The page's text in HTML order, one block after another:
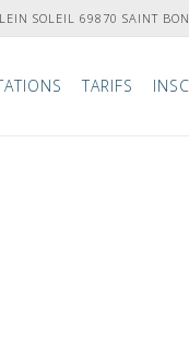
SOLEIL 69870 SAINT
TARIFS